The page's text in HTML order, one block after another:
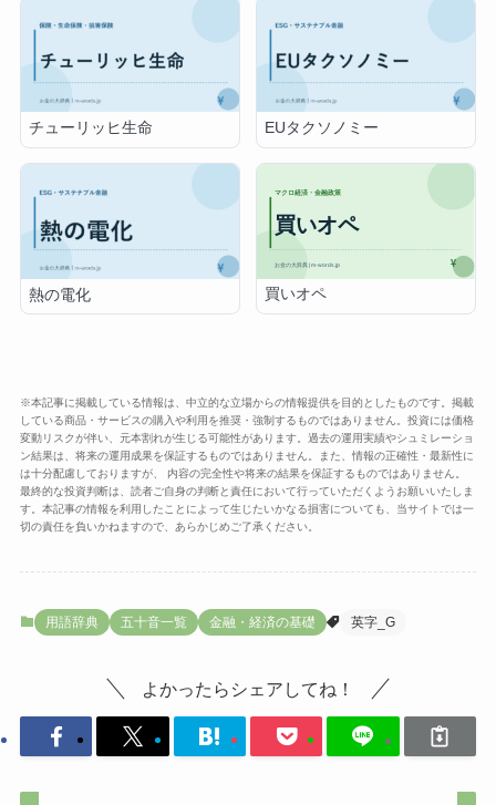
チューリッヒ生命 EUタクソノミー
熱の電化 買いオペ
※本記事に掲載している情報は、中立的な立場からの情報提供を目的としたものです。掲載
している商品・サービスの購入や利用を推奨・強制するものではありません。投資には価格
変動リスクが伴い、元本割れが生じる可能性があります。過去の運用実績やシュミレーショ
ン結果は、将来の運用成果を保証するものではありません。また、情報の正確性・最新性に
は十分配慮しておりますが、 内容の完全性や将来の結果を保証するものではありません。
最終的な投資判断は、読者ご自身の判断と責任において行っていただくようお願いいたしま
す。本記事の情報を利用したことによって生じたいかなる損害についても、当サイトでは一
切の責任を負いかねますので、あらかじめご了承ください。
用語辞典 五十音一覧 金融・経済の基礎 英字_G
よかったらシェアしてね！